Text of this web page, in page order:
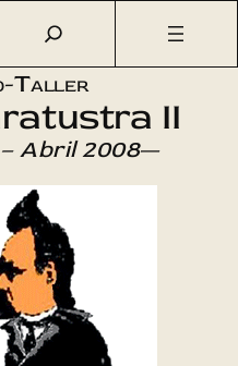
Literatura
Escuela
Taller
II
Abril 2008—